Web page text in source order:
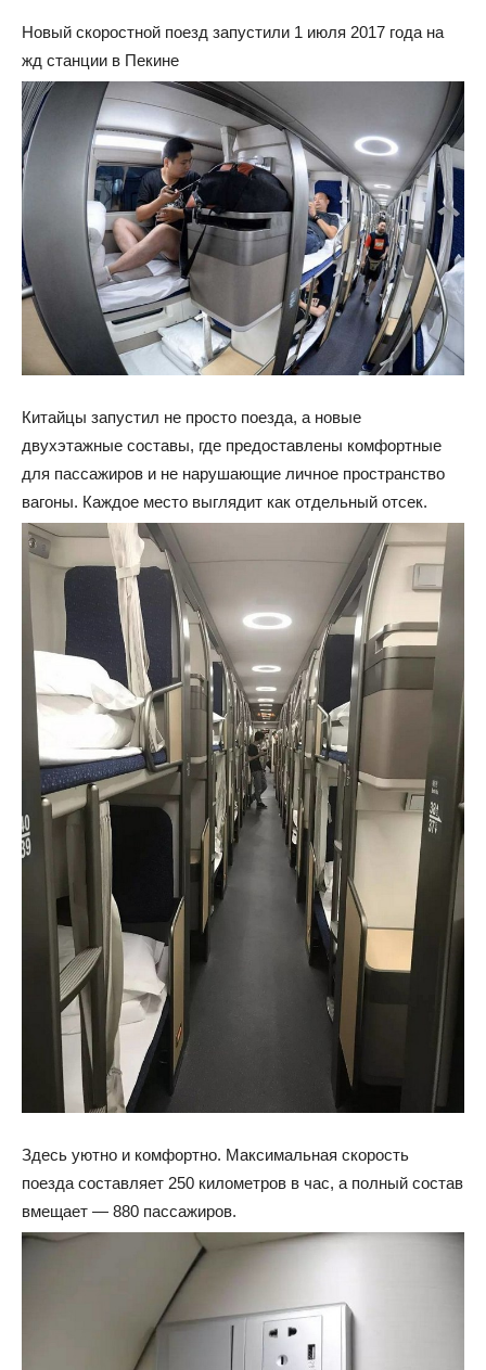
Новый скоростной поезд запустили 1 июля 2017 года на
жд станции в Пекине
Китайцы запустил не просто поезда, а новые
двухэтажные составы, где предоставлены комфортные
для пассажиров и не нарушающие личное пространство
вагоны. Каждое место выглядит как отдельный отсек.
Здесь уютно и комфортно. Максимальная скорость
поезда составляет 250 километров в час, а полный состав
вмещает — 880 пассажиров.